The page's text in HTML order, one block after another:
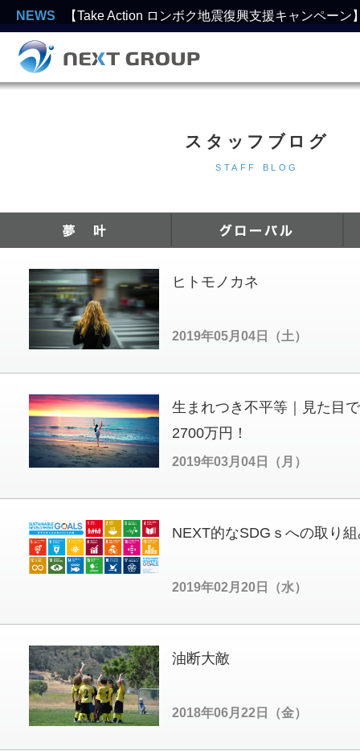
NEWS 【Take Action ロンボク地震復興支援キャンペー
スタッフブログ
STAFF BLOG
ヒトモノカネ
2019年05月04日（土）
生まれつき不平等｜見た目
2700万円！
2019年03月04日（月）
NEXT的なSDGｓへの取り
2019年02月20日（水）
油断大敵
2018年06月22日（金）